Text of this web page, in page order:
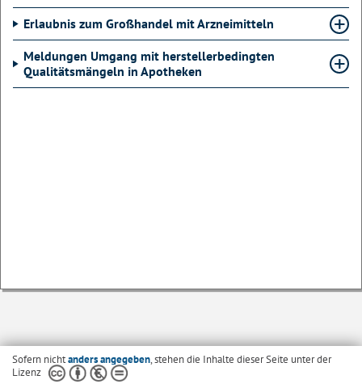
Erlaubnis zum Großhandel mit Arzneimitteln
Meldungen Umgang mit herstellerbedingten
Qualitätsmängeln in Apotheken
Sofern nichtanders angegeben, stehen die Inhalte dieser Seite unter der
Lizenz